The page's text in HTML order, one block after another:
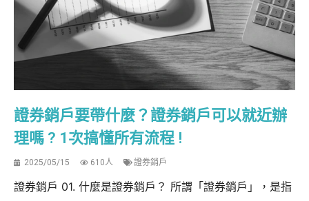
證券銷戶要帶什麼？證券銷戶可以就近辦
理嗎 ? 1次搞懂所有流程 !
2025/05/15 610人 證券銷戶
證券銷戶 01. 什麼是證券銷戶？ 所謂「證券銷戶」，是指